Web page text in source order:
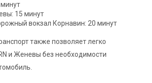
15 минут
вокзал Корнавин: 20 минут
также позволяет легко
и Женевы без необходимости